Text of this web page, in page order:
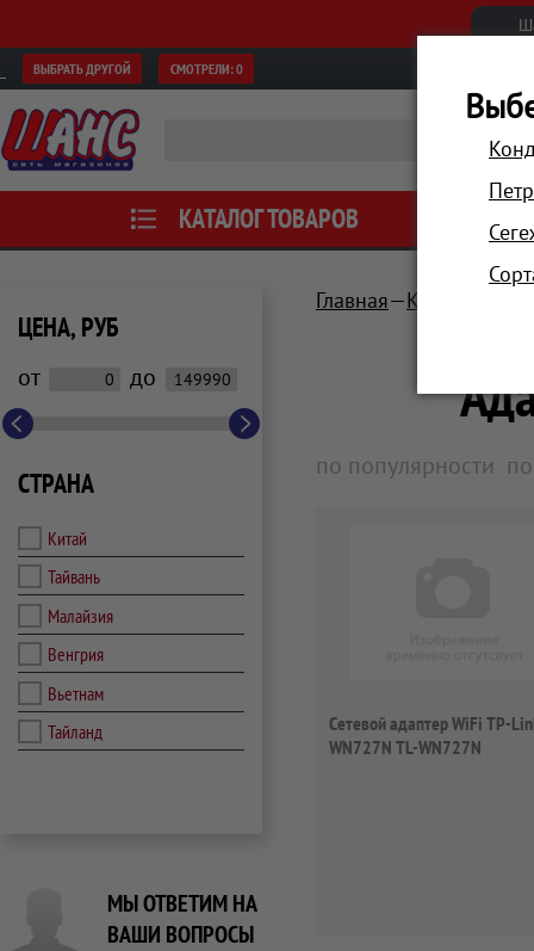
ВЫБРАТЬ ДРУГОЙ СМОТРЕЛИ:0
КАТАЛОГ ТОВАРОВ АКЦИИ
ЦЕНА, РУБ
от до
СТРАНА
Китай
Тайвань
Малайзия
Венгрия
Вьетнам
Тайланд
МЫ ОТВЕТИМ НА
ВАШИ ВОПРОСЫ
Главная Компьютеры
по популярности
Сетевой адаптер WiFi TP-
WN727N TL-WN727N